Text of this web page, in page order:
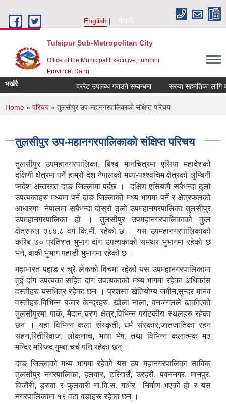
English
नेपाली
Tulsipur Sub-Metropolitan City
Office of the Municipal Executive,Lumbini
Province, Dang
भर्खरै दररेट उपलब्ध गराउने सम्बन्धमा सरुवा सहमतिका लागि
You are here
Home » परिचय » तुलसीपुर उप-महानगरपालिकाको संक्षिप्त परिचय
तुलसीपुर उप-महानगरपालिकाको संक्षिप्त परिचय
तुलसीपुर उपमहानगरपालिका, बिश्व मानचित्रमा एसिया महादेशको
दक्षिणी क्षेत्रमा पर्ने हाम्रो देश नेपालको मध्य-पश्श्वचिम क्षेत्रको लुम्बिनी
प्नदेश अन्तरगत दाङ जिल्लामा पर्दछ । दक्षिण एसियामै सबैभन्दा ठुलो
उपत्यकाहरु मध्यमा पर्ने दाङ जिल्लाको मध्य भागमा पर्ने र क्षेत्रफलको
आधारमा नेपालमा सबैभन्दा दोस्रो ठुलो उपमहानगरपालिका तुलसीपुर
उपमहानगरपालिका हो । तुलसीपुर उपमहानगरपालिकाको कुल
क्षेत्रफल ३८४.८ वर्ग कि.मी. रहेको छ । यस उपमहानगरपालिकाको
करिब ७० प्रतिशत भुभाग दांग उपत्यकाको समथर भुभागमा रहेको छ
भने, बाकी भुभाग पहाडी भुभागमा रहेको छ ।
महाभारत पहाड र चुरे लेकको विचमा रहेको यस उपमहानगरपालिकामा
तुई दांग उपत्यका सहित दांग उपत्यकाको मध्य भागमा रहेका अधिकांस
वस्तीहरु यसभित्र रहेका छन । प्रशस्त खेतियोग्य जमीन,सुन्दर मानव
वस्तीहरु,विभिन्न बजार केन्द्रहरु, खोला नाला, वनजंगलले ढाकीएको
तुलसीपुरमा पार्क, मैदान,चरण क्षेत्र,विभिन्न पर्यटकीय स्थलहरु रहेका
छन । यहा विभिन्न कला संस्कृती, धर्म संस्कार,जातजातिका रहन
सहन,रितीरिवाज, लोकनाच, भाषा भेष, तथा विभिन्न कलात्मक मठ
मन्दिर मस्जिद,गुम्बा चर्च पनि रहेका छन् ।
दाङ जिल्लाको मध्य भागमा रहेको यस उप–महानगरपालिका साविक
तुलसीपुर नगरपालिका, हलवार, टरिगाउँ, उरहरी, पवननगर, मानपुर,
विजौरी, डुरुवा र फुलवारी गा.वि.स. गाभेर निर्माण भएको हो र यस
नगरपालिकामा १९ वटा वडाहरू रहेका छन् ।